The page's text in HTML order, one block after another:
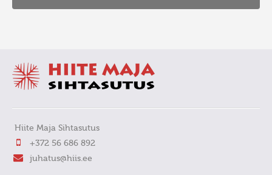
Фотоконкурс 2008
Hiite Maja Sihtasutus
+372 56 686 892
juhatus@hiis.ee